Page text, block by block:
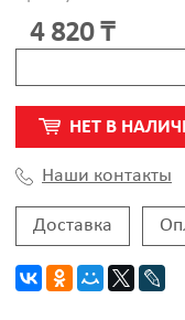
4 820 ₸
НЕТ В
Наши контакты
Доставка